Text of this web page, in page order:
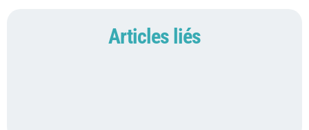
Articles liés